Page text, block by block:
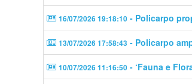
16/07/2026 19:18:10 - Policarpo
13/07/2026 17:58:43 - Policarpo
10/07/2026 11:16:50 - ‘Fauna e